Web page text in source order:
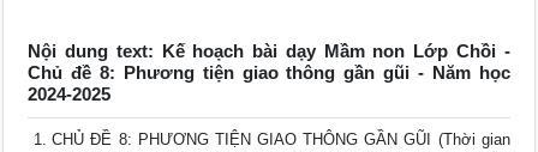
Nội dung text: Kế hoạch bài dạy Mầm non Lớp Chồi -
Chủ đề 8: Phương tiện giao thông gần gũi - Năm học
2024-2025
CHỦ ĐỀ 8: PHƯƠNG TIỆN GIAO THÔNG GẦN GŨI (Thời gian